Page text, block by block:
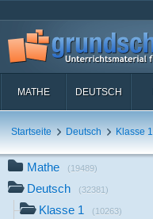
MATHE DEUTSCH
Startseite Deutsch Klasse 1
Mathe (19489)
Deutsch (32381)
Klasse 1 (10263)